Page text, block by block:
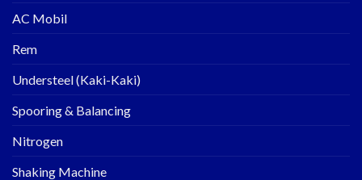
AC Mobil
Rem
Understeel (Kaki-Kaki)
Spooring & Balancing
Nitrogen
Shaking Machine